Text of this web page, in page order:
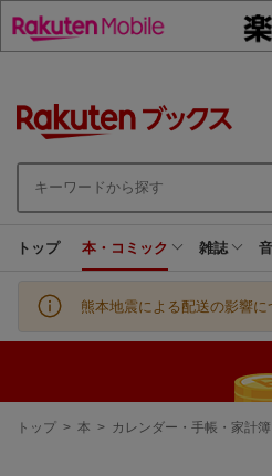
トップ 本・コミック 雑誌
熊本地震による配送の影響に
現
トップ > 本 > カレンダー・手帳・家計簿